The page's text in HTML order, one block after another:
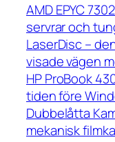
AMD EPYC
servrar och
LaserDisc –
visade vägen
HP ProBook
tiden före
Dubbelåtta
mekanisk